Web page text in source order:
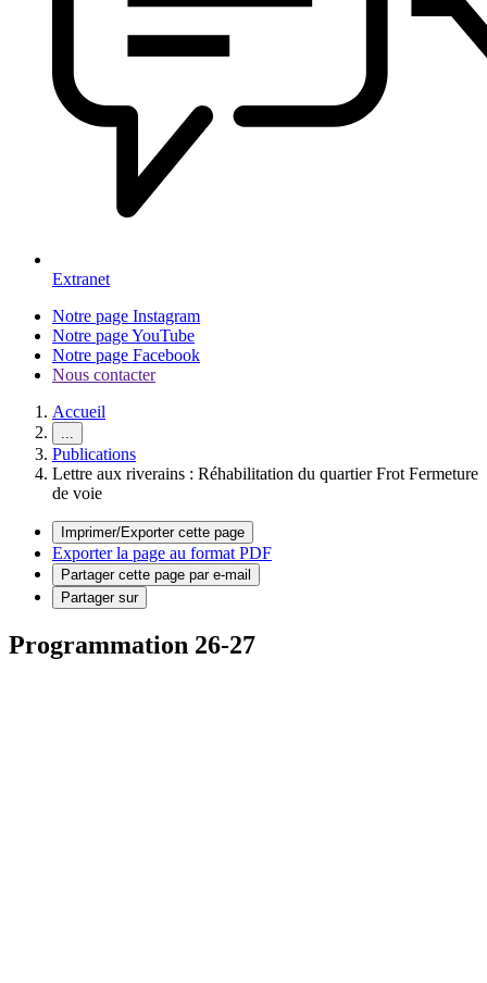
Extranet
Notre page Instagram
Notre page YouTube
Notre page Facebook
Nous contacter
Accueil
...
Publications
Lettre aux riverains : Réhabilitation du quartier Frot Fermeture
de voie
Imprimer/Exporter cette page
Exporter la page au format PDF
Partager cette page par e-mail
Partager sur
Programmation 26-27